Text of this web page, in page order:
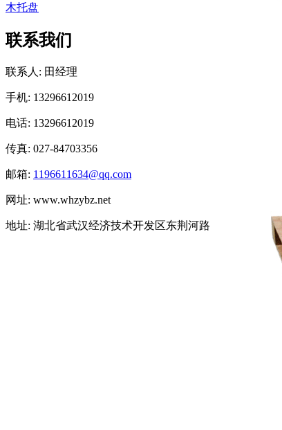
木托盘
联系我们
联系人: 田经理
手机: 13296612019
电话: 13296612019
传真: 027-84703356
邮箱: 1196611634@qq.com
网址: www.whzybz.net
地址: 湖北省武汉经济技术开发区东荆河路